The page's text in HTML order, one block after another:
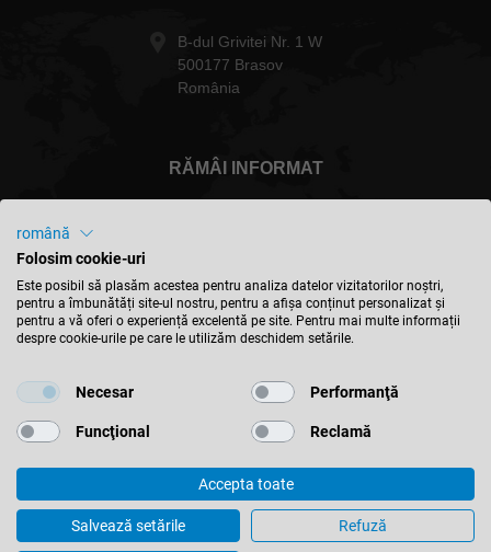
B-dul Grivitei Nr. 1 W
500177 Brasov
România
RĂMÂI INFORMAT
România - Română
© 2026 Leitz GmbH & Co. KG
Imprima
Contact
Termeni si conditii
română
Folosim cookie-uri
Este posibil să plasăm acestea pentru analiza datelor vizitatorilor noștri,
pentru a îmbunătăți site-ul nostru, pentru a afișa conținut personalizat și
pentru a vă oferi o experiență excelentă pe site. Pentru mai multe informații
despre cookie-urile pe care le utilizăm deschidem setările.
Necesar Performanţă
Funcţional Reclamă
Accepta toate
Salvează setările Refuză